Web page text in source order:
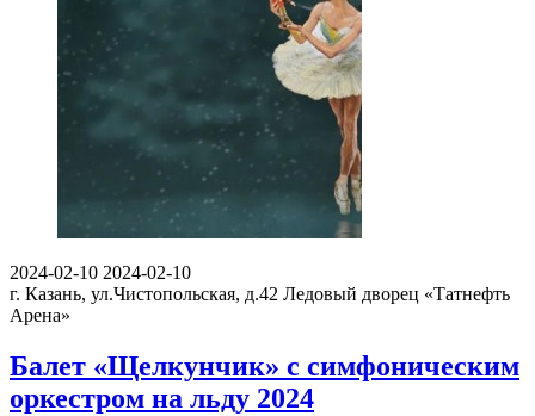
2024-02-10 2024-02-10
г. Казань, ул.Чистопольская, д.42 Ледовый дворец «Татнефть
Арена»
Балет «Щелкунчик» с симфоническим
оркестром на льду 2024